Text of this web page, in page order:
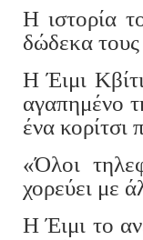
Η ιστορία
δώδεκα τους
Η Έιμι
αγαπημένο
ένα κορίτσι
«Όλοι
χορεύει με
Η Έιμι το